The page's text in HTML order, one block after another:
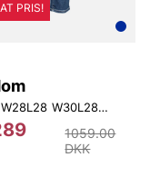
W25L30 W26L30
PRIS!
W28L28 W30L28 W31L28
1059.00
DKK